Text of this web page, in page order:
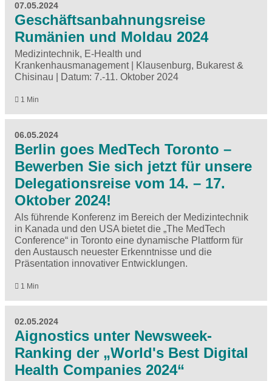
07.05.2024
Geschäftsanbahnungsreise
Rumänien und Moldau 2024
Medizintechnik, E-Health und
Krankenhausmanagement | Klausenburg, Bukarest &
Chisinau | Datum: 7.-11. Oktober 2024
1 Min
06.05.2024
Berlin goes MedTech Toronto –
Bewerben Sie sich jetzt für unsere
Delegationsreise vom 14. – 17.
Oktober 2024!
Als führende Konferenz im Bereich der Medizintechnik
in Kanada und den USA bietet die „The MedTech
Conference“ in Toronto eine dynamische Plattform für
den Austausch neuester Erkenntnisse und die
Präsentation innovativer Entwicklungen.
1 Min
02.05.2024
Aignostics unter Newsweek-
Ranking der „World's Best Digital
Health Companies 2024“